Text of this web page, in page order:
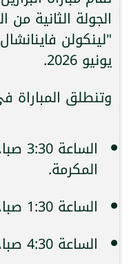
الجولة الثانية
يونيو 2026.
وتنطلق المباراة
المكرمة.
الساعة 1:30 صباحًا بتوقيت تونس.
الساعة 4:30 صباحًا بتوقيت أبوظبي.